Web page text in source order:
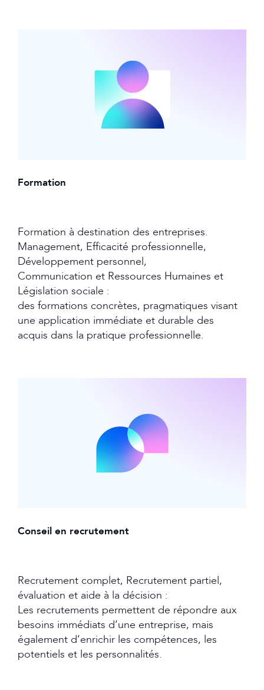
Formation
Formation à destination des entreprises.
Management, Efficacité professionnelle,
Développement personnel,
Communication et Ressources Humaines et
Législation sociale :
des formations concrètes, pragmatiques visant
une application immédiate et durable des
acquis dans la pratique professionnelle.
Conseil en recrutement
Recrutement complet, Recrutement partiel,
évaluation et aide à la décision :
Les recrutements permettent de répondre aux
besoins immédiats d’une entreprise, mais
également d’enrichir les compétences, les
potentiels et les personnalités.